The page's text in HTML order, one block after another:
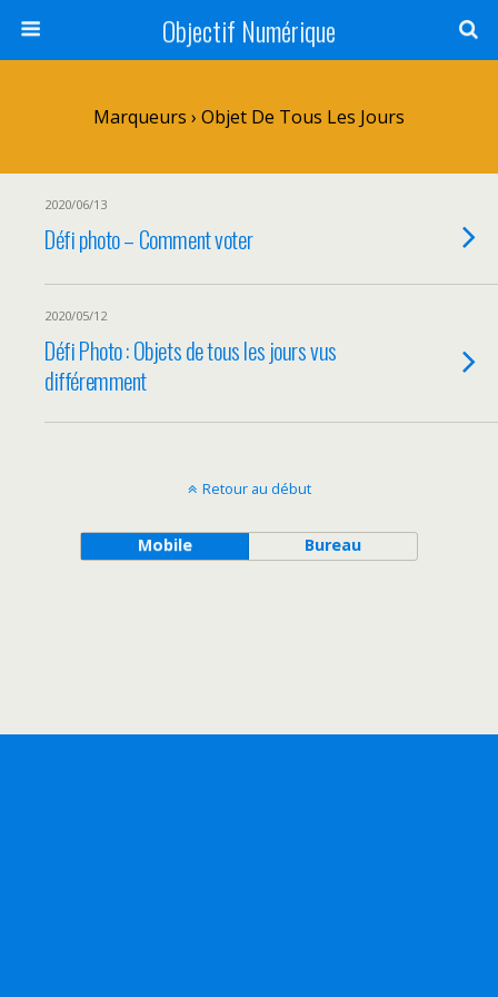
Objectif Numérique
Marqueurs › Objet De Tous Les Jours
2020/06/13
Défi photo – Comment voter
2020/05/12
Défi Photo : Objets de tous les jours vus
différemment
Retour au début
Mobile Bureau